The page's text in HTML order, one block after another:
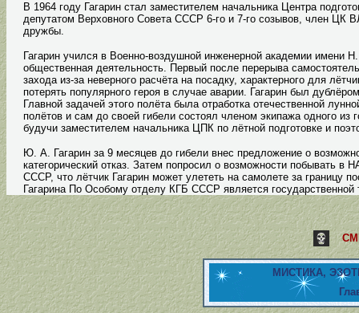
В 1964 году Гагарин стал заместителем начальника Центра
депутатом Верховного Совета СССР 6-го и 7-го созывов, член
дружбы.
Гагарин учился в Военно-воздушной инженерной академии имени
общественная деятельность. Первый после перерыва
захода из-за неверного расчёта на посадку, характерного для
потерять популярного героя в случае аварии. Гагарин был
Главной задачей этого полёта была отработка отечественной
полётов и сам до своей гибели состоял членом экипажа одного из
будучи заместителем начальника ЦПК по лётной подготовке и
Ю. А. Гагарин за 9 месяцев до гибели внес предложение о
категорический отказ. Затем попросил о возможности побывать
СССР, что лётчик Гагарин может улететь на самолете за границу
Гагарина По Особому отделу КГБ СССР является государственной
МИСТИКА,